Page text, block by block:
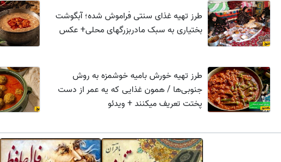
طرز تهیه غذای سنتی فراموش شده؛ آبگوشت
بختیاری به سبک مادربزرگهای محلی+ عکس
طرز تهیه خورش بامیه خوشمزه به روش
جنوبی‌ها / همون غذایی که یه عمر از دست
پختت تعریف میکنند + ویدئو